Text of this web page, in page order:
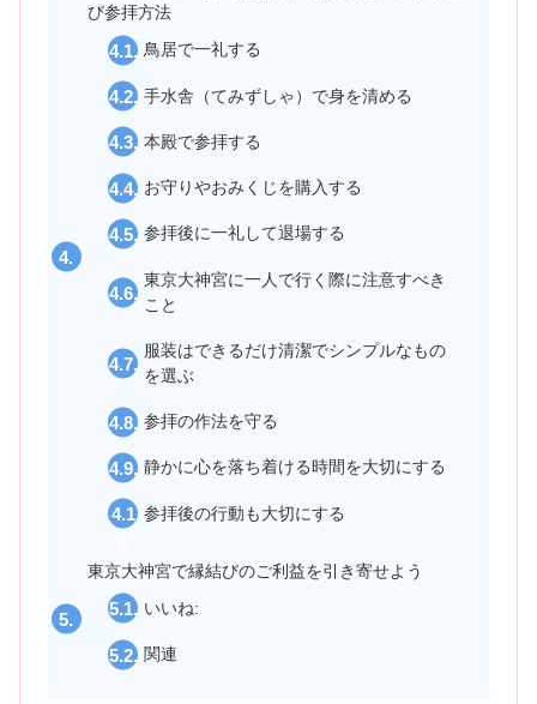
び参拝方法
鳥居で一礼する
手水舎（てみずしゃ）で身を清める
本殿で参拝する
お守りやおみくじを購入する
参拝後に一礼して退場する
東京大神宮に一人で行く際に注意すべき
こと
服装はできるだけ清潔でシンプルなもの
を選ぶ
参拝の作法を守る
静かに心を落ち着ける時間を大切にする
参拝後の行動も大切にする
東京大神宮で縁結びのご利益を引き寄せよう
いいね:
関連